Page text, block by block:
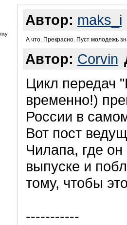
Автор: maks_i
А что. Прекрасно. Пуст молодежь
Автор: Corvin
Цикл передач
временно!)
России в
Вот пост
Чилапа, где
выпуске и
тому, чтобы
-----------